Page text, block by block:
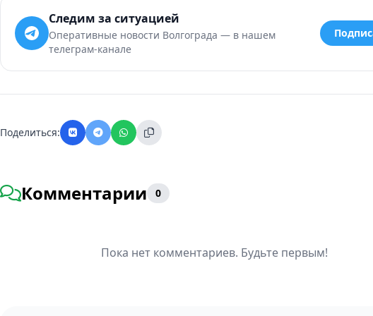
Следим за ситуацией
Оперативные новости Волгограда — в нашем
телеграм-канале
Поделиться:
Комментарии 0
Пока нет комментариев. Будьте первым!